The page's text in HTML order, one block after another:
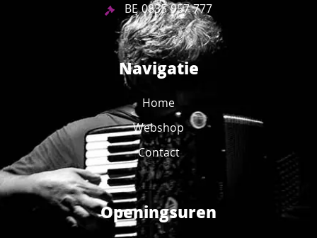
BE 0835 957 777
Navigatie
Home
Webshop
Contact
Openingsuren